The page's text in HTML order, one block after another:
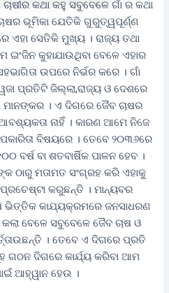
କଥା କହୁ ସବୁବେଳେ ଗାଁ ର କଥା
ଭୂମିକା ଯେତିକି ଗୁରୁତ୍ୱପୂର୍ଣ୍ଣ
ଏହା ସେତିକି ମୁଖ୍ୟ । ରାଜ୍ୟ ତଥା
କୁହାଯାଉଥିବା ବେଳେ ଏହାର
ଉପରେ ନିର୍ଭର କରେ । ଗାଁ
ପ୍ରତିଟି ଜିଲ୍ଲା,ରାଜ୍ୟ ଓ ଦେଶରେ
। ଏ ଦିଗରେ ଜୈବ ଚାଷର
ନାହିଁ । କାରଣ ଆମେ ନିଜେ
ବିଷୟରେ । ତେବେ ୨୦୩୬ରେ
ବର୍ଷ ବା ଶତବାର୍ଷିକ ପାଳନ ହେବ ।
ଠାରୁ ମତାମତ ସଂଗ୍ରହ କରି ଏହାକୁ
ପ୍ରଚେଷ୍ଟା କରୁଛନ୍ତି । ମାନ୍ୟବର
ଭିତ୍ତିକ କାଯ୍ୟକ୍ରମରେ ଜନସାଧରଣ
ବେଳେ ସବୁବେଳେ ଜୈବ ଚାଷ ଓ
। ତେବେ ଏ ଦିଗରେ ପ୍ରତି
ଗଠନ ଦିଗରେ କାର୍ଯ୍ୟ କରିବା ଆମ
ଆହ୍ୱାନ ହେଉ ।